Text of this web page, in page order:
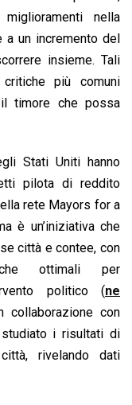
nella
a un incremento del
insieme. Tali
più comuni
timore che possa
Stati Uniti hanno
pilota di reddito
rete Mayors for a
è un’iniziativa che
città e contee, con
ottimali per
politico (ne
collaborazione con
i risultati di
rivelando dati